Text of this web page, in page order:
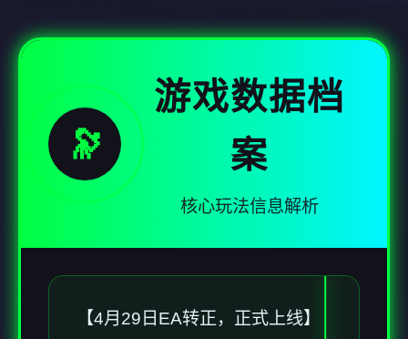
🔭
游戏数据档
案
核心玩法信息解析
【4月29日EA转正，正式上线】